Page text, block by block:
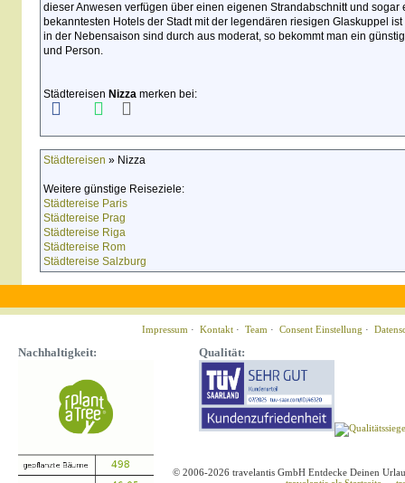
dieser Anwesen verfügen über einen eigenen Strandabschnitt und
bekanntesten Hotels der Stadt mit der legendären riesigen Glaskuppel
in der Nebensaison sind durch aus moderat, so bekommt man ein
und Person.
Städtereisen Nizza merken bei:
Städtereisen » Nizza
Weitere günstige Reiseziele:
Städtereise Paris
Städtereise Prag
Städtereise Riga
Städtereise Rom
Städtereise Salzburg
Impressum · Kontakt · Team · Consent Einstellung ·
Nachhaltigkeit: Qualität:
© 2006-2026 travelantis GmbH Entdecke Deinen